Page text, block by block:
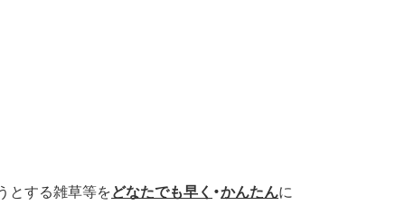
とする雑草等をどなたでも早く ・かんたんに